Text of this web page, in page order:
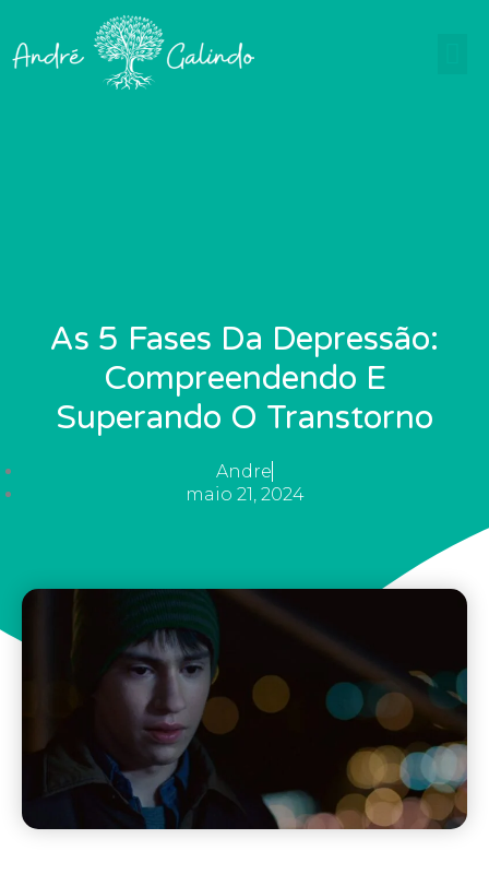
As 5 Fases Da Depressão:
Compreendendo E
Superando O Transtorno
Andre
maio 21, 2024